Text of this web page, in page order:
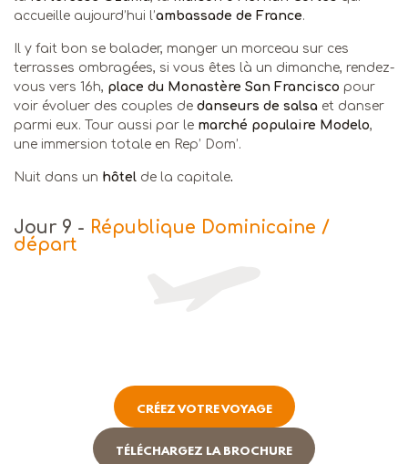
accueille aujourd’hui l’ambassade de France.
Il y fait bon se balader, manger un morceau sur ces
terrasses ombragées, si vous êtes là un dimanche, rendez-
vous vers 16h, place du Monastère San Francisco pour
voir évoluer des couples de danseurs de salsa et danser
parmi eux. Tour aussi par le marché populaire Modelo,
une immersion totale en Rep’ Dom’.
Nuit dans un hôtel de la capitale.
Jour 9 - République Dominicaine /
départ
CRÉEZ VOTRE VOYAGE
TÉLÉCHARGEZ LA BROCHURE